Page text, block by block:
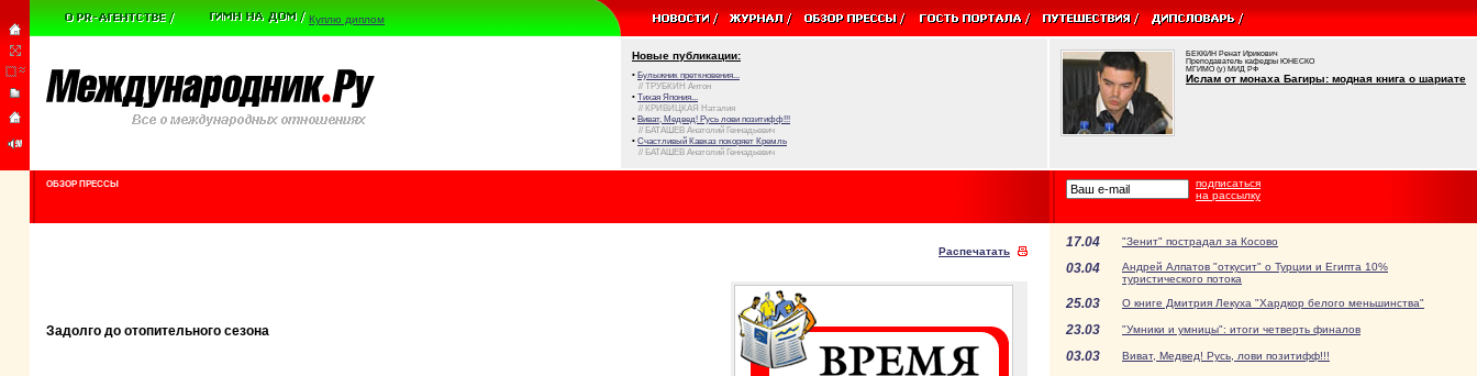
Куплю диплом
Новые публикации:
• Булыжник преткновения...
// ТРУБКИН Антон
• Тихая Япония...
// КРИВИЦКАЯ Наталия
• Виват, Медвед! Русь лови позитифф!!!
// БАТАШЕВ Анатолий Геннадьевич
• Счастливый Кавказ покоряет Кремль
// БАТАШЕВ Анатолий Геннадьевич
БЕККИН Ренат Ирикович
Преподаватель кафедры ЮНЕСКО
МГИМО (у) МИД РФ
Ислам от монаха Багиры: модная книга о шариате
ОБЗОР ПРЕССЫ
подписаться
на рассылку
Распечатать
Задолго до отопительного сезона
17.04 "Зенит" пострадал за Косово
03.04
Андрей Алпатов "откусит" о Турции и Египта 10%
туристического потока
25.03 О книге Дмитрия Лекуха "Хардкор белого меньшинства"
23.03 "Умники и умницы": итоги четверть финалов
03.03 Виват, Медвед! Русь, лови позитифф!!!